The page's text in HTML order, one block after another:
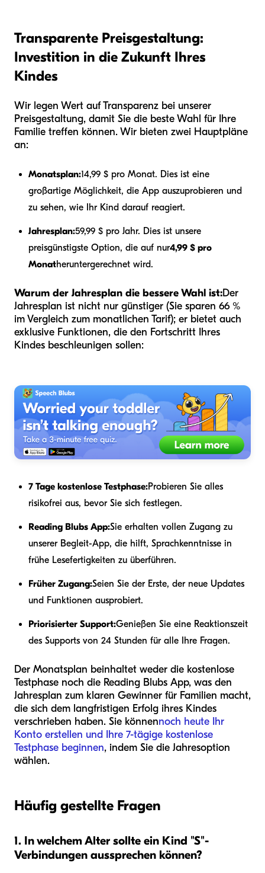
Transparente Preisgestaltung:
Investition in die Zukunft Ihres
Kindes
Wir legen Wert auf Transparenz bei unserer
Preisgestaltung, damit Sie die beste Wahl für Ihre
Familie treffen können. Wir bieten zwei Hauptpläne
an:
Monatsplan:14,99 $ pro Monat. Dies ist eine
großartige Möglichkeit, die App auszuprobieren und
zu sehen, wie Ihr Kind darauf reagiert.
Jahresplan:59,99 $ pro Jahr. Dies ist unsere
preisgünstigste Option, die auf nur4,99 $ pro
Monatheruntergerechnet wird.
Warum der Jahresplan die bessere Wahl ist:Der
Jahresplan ist nicht nur günstiger (Sie sparen 66 %
im Vergleich zum monatlichen Tarif); er bietet auch
exklusive Funktionen, die den Fortschritt Ihres
Kindes beschleunigen sollen:
7 Tage kostenlose Testphase:Probieren Sie alles
risikofrei aus, bevor Sie sich festlegen.
Reading Blubs App:Sie erhalten vollen Zugang zu
unserer Begleit-App, die hilft, Sprachkenntnisse in
frühe Lesefertigkeiten zu überführen.
Früher Zugang:Seien Sie der Erste, der neue Updates
und Funktionen ausprobiert.
Priorisierter Support:Genießen Sie eine Reaktionszeit
des Supports von 24 Stunden für alle Ihre Fragen.
Der Monatsplan beinhaltet weder die kostenlose
Testphase noch die Reading Blubs App, was den
Jahresplan zum klaren Gewinner für Familien macht,
die sich dem langfristigen Erfolg ihres Kindes
verschrieben haben. Sie könnennoch heute Ihr
Konto erstellen und Ihre 7-tägige kostenlose
Testphase beginnen, indem Sie die Jahresoption
wählen.
Häufig gestellte Fragen
1. In welchem Alter sollte ein Kind "S"-
Verbindungen aussprechen können?